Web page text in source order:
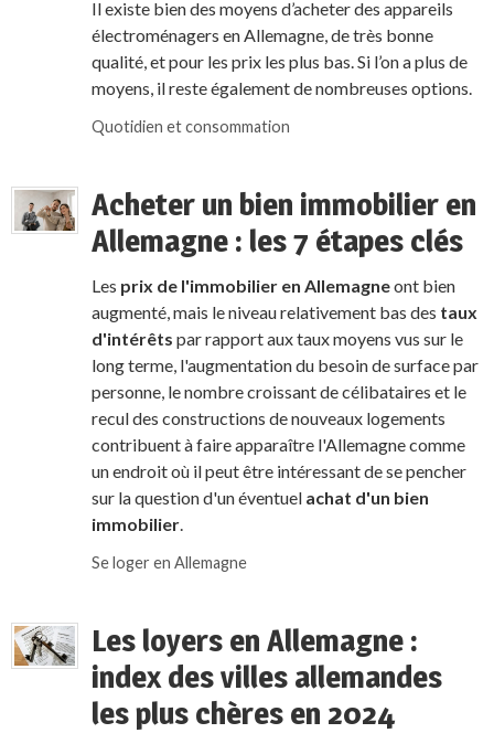
Il existe bien des moyens d’acheter des appareils
électroménagers en Allemagne, de très bonne
qualité, et pour les prix les plus bas. Si l’on a plus de
moyens, il reste également de nombreuses options.
Quotidien et consommation
Acheter un bien immobilier en
Allemagne : les 7 étapes clés
Les prix de l'immobilier en Allemagneont bien
augmenté, mais le niveau relativement bas des taux
d'intérêts par rapport aux taux moyens vus sur le
long terme, l'augmentation du besoin de surface par
personne, le nombre croissant de célibataires et le
recul des constructions de nouveaux logements
contribuent à faire apparaître l'Allemagne comme
un endroit où il peut être intéressant de se pencher
sur la question d'un éventuel achat d'un bien
immobilier
Se loger en Allemagne
Les loyers en Allemagne :
index des villes allemandes
les plus chères en 2024